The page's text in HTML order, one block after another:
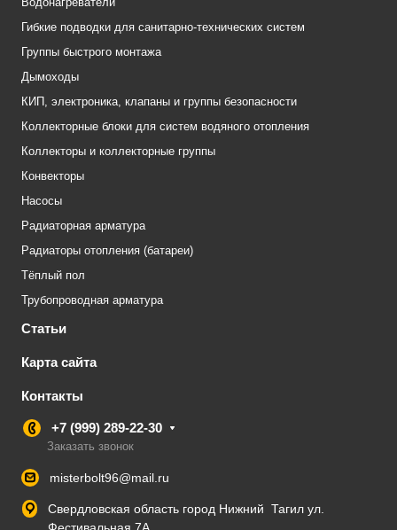
Гибкие подводки для санитарно-технических систем
Группы быстрого монтажа
Дымоходы
КИП, электроника, клапаны и группы безопасности
Коллекторные блоки для систем водяного отопления
Коллекторы и коллекторные группы
Конвекторы
Насосы
Радиаторная арматура
Радиаторы отопления (батареи)
Тёплый пол
Трубопроводная арматура
Статьи
Карта сайта
Контакты
+7 (999) 289-22-30
Заказать звонок
misterbolt96@mail.ru
Свердловская область город Нижний Тагил ул.